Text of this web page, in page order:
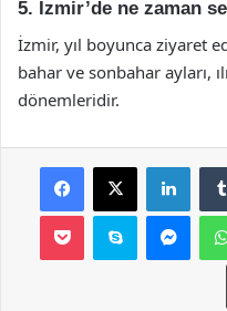
5. İzmir’de ne zaman
İzmir, yıl boyunca ziyaret
bahar ve sonbahar ayları,
dönemleridir.
Facebook
X
Pocket Skype